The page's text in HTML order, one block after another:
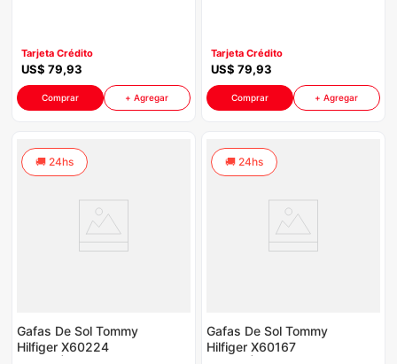
Tarjeta Crédito
US$ 79,93
Comprar + Agregar
Tarjeta Crédito
US$ 79,93
Comprar + Agregar
24hs
Gafas De Sol Tommy
Hilfiger X60224
24hs
Gafas De Sol Tommy
Hilfiger X60167